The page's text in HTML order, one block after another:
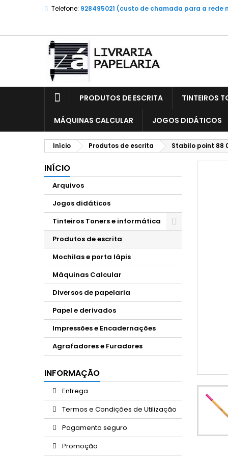
Telefone: 928495021 (custo de chamada para a rede
PRODUTOS DE ESCRITA TINTEIROS
MÁQUINAS CALCULAR JOGOS DIDÁTICOS
Início Produtos de escrita Stabilo point 88
INÍCIO
Arquivos
Jogos didáticos
Tinteiros Toners e informática
Produtos de escrita
Mochilas e porta lápis
Máquinas Calcular
Diversos de papelaria
Papel e derivados
Impressões e Encadernações
Agrafadores e Furadores
INFORMAÇÃO
Entrega
Termos e Condições de Utilização
Pagamento seguro
Promoção